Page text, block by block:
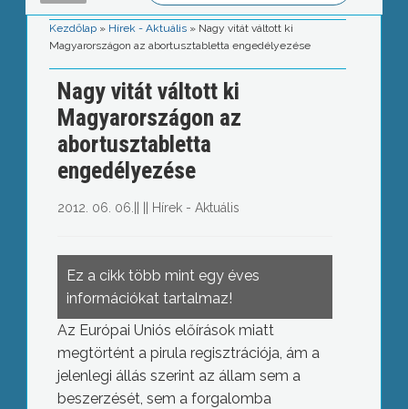
Kezdőlap » Hírek - Aktuális » Nagy vitát váltott ki
Magyarországon az abortusztabletta engedélyezése
Nagy vitát váltott ki
Magyarországon az
abortusztabletta
engedélyezése
2012. 06. 06. Hírek - Aktuális
Ez a cikk több mint egy éves
információkat tartalmaz!
Az Európai Uniós előírások miatt
megtörtént a pirula regisztrációja, ám a
jelenlegi állás szerint az állam sem a
beszerzését, sem a forgalomba